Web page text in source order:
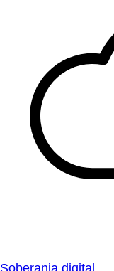
Soberania digital